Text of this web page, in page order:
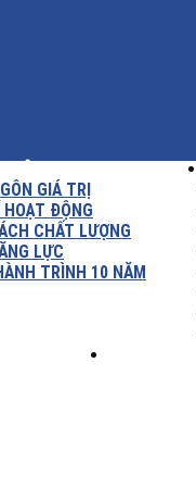
GIÁ TRỊ
HOẠT ĐỘNG
CHẤT LƯỢNG
LỰC
TRÌNH 10 NĂM